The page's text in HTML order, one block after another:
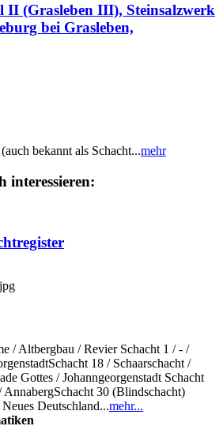
II (Grasleben III), Steinsalzwerk
bei Grasleben,
bekannt als Schacht...mehr
interessieren:
/ Altbergbau / Revier Schacht 1 / - /
18 / Schaarschacht /
Gottes / Johanngeorgenstadt Schacht
30 (Blindschacht)
Deutschland...mehr...